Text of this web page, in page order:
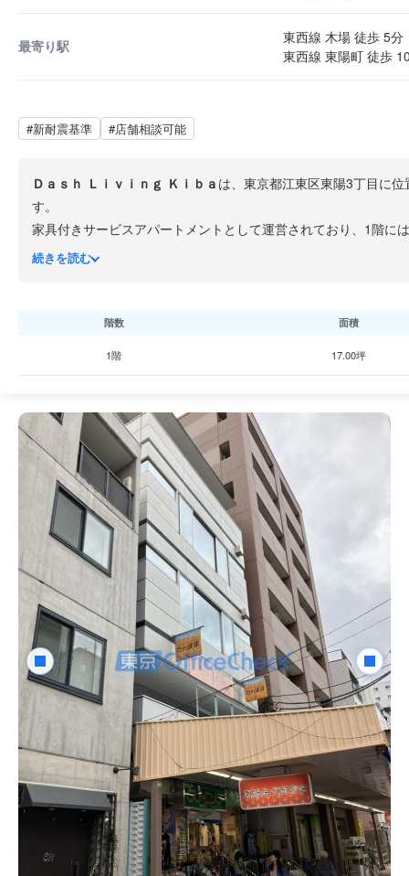
最寄り駅
東西線 木場 徒歩 5分
東西線 東陽町 徒歩
#新耐震基準 #店舗相談可能
Ｄａｓｈ Ｌｉｖｉｎｇ Ｋｉｂａ は、東京都江東区東陽3丁目に
す。
家具付きサービスアパートメントとして運営されており、1階に
木場エリアはかつて材木の街として栄えた歴史を持ち、木場公
続きを読む
階数 面積
1階 17.00坪